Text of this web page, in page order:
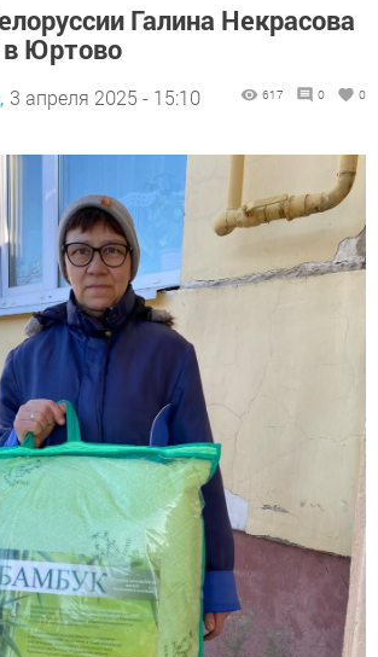
Галина Некрасова
в Юртово
3 апреля 2025 - 15:10 617 0 0